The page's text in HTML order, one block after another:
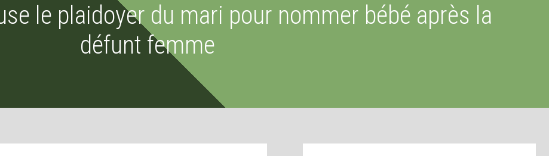
le plaidoyer du mari pour nommer bébé après la
défunt femme